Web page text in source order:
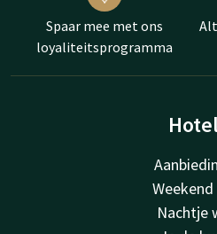
Spaar mee met ons
loyaliteitsprogramma
Nachtje